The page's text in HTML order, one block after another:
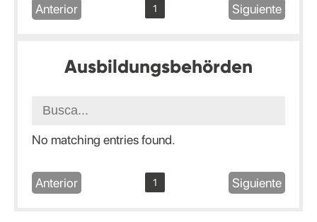
Anterior 1 Siguiente
Ausbildungsbehörden
No matching entries found.
Anterior 1 Siguiente